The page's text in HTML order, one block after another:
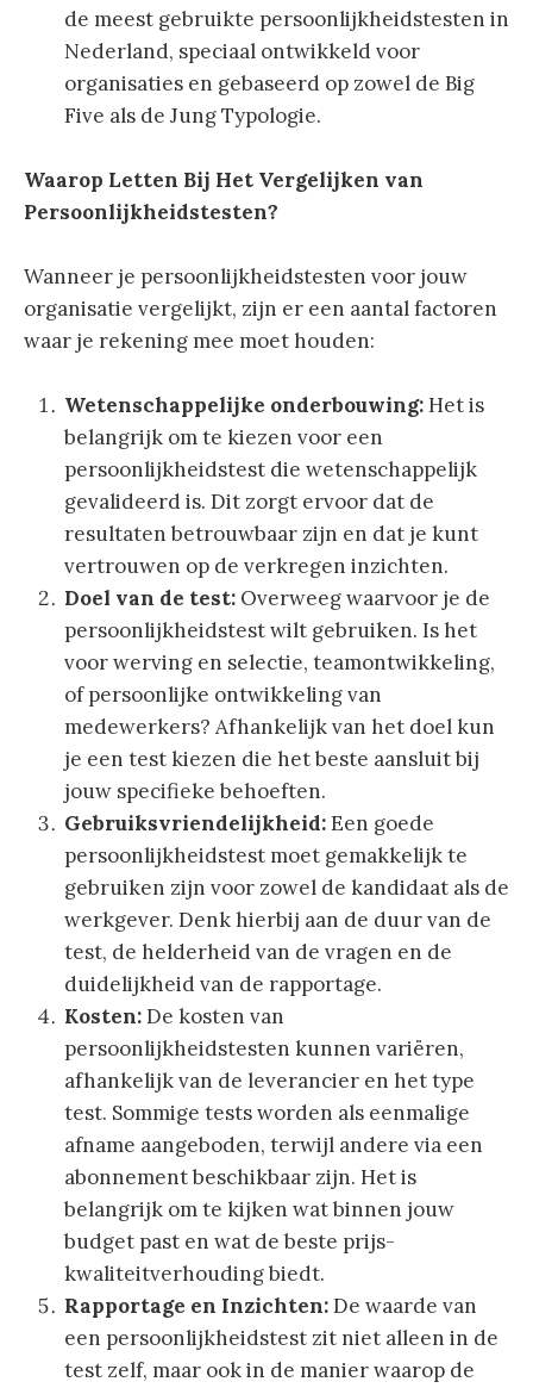
de meest gebruikte persoonlijkheidstesten in
Nederland, speciaal ontwikkeld voor
organisaties en gebaseerd op zowel de Big
Five als de Jung Typologie.
Waarop Letten Bij Het Vergelijken van
Persoonlijkheidstesten?
Wanneer je persoonlijkheidstesten voor jouw
organisatie vergelijkt, zijn er een aantal factoren
waar je rekening mee moet houden:
Wetenschappelijke onderbouwing:Het is
belangrijk om te kiezen voor een
persoonlijkheidstest die wetenschappelijk
gevalideerd is. Dit zorgt ervoor dat de
resultaten betrouwbaar zijn en dat je kunt
vertrouwen op de verkregen inzichten.
Doel van de test: Overweeg waarvoor je de
persoonlijkheidstest wilt gebruiken. Is het
voor werving en selectie, teamontwikkeling,
of persoonlijke ontwikkeling van
medewerkers? Afhankelijk van het doel kun
je een test kiezen die het beste aansluit bij
jouw specifieke behoeften.
Gebruiksvriendelijkheid:Een goede
persoonlijkheidstest moet gemakkelijk te
gebruiken zijn voor zowel de kandidaat als de
werkgever. Denk hierbij aan de duur van de
test, de helderheid van de vragen en de
duidelijkheid van de rapportage.
Kosten:De kosten van
persoonlijkheidstesten kunnen variëren,
afhankelijk van de leverancier en het type
test. Sommige tests worden als eenmalige
afname aangeboden, terwijl andere via een
abonnement beschikbaar zijn. Het is
belangrijk om te kijken wat binnen jouw
budget past en wat de beste prijs-
kwaliteitverhouding biedt.
Rapportage en Inzichten:De waarde van
een persoonlijkheidstest zit niet alleen in de
test zelf, maar ook in de manier waarop de